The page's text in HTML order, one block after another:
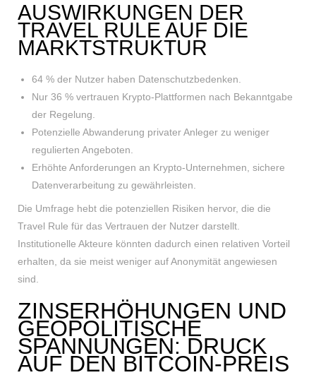
AUSWIRKUNGEN DER
TRAVEL RULE AUF DIE
MARKTSTRUKTUR
64 % der Nutzer haben Datenschutzbedenken.
Nur 36 % vertrauen Krypto-Plattformen nach Bekanntgabe
der Regelung.
Potenzielle Abwanderung privater Anleger zu weniger
regulierten Angeboten.
Erhöhte Anforderungen an Krypto-Unternehmen, sichere
Datenverarbeitung zu gewährleisten.
Die Umfrage hebt die potenziellen Risiken hervor, die die
Travel Rule für das Vertrauen der Nutzer darstellt.
Institutionelle Akteure könnten dadurch einen relativen Vorteil
erhalten, da sie meist weniger auf Anonymität angewiesen
sind.
ZINSERHÖHUNGEN UND
GEOPOLITISCHE
SPANNUNGEN: DRUCK
AUF DEN BITCOIN-PREIS